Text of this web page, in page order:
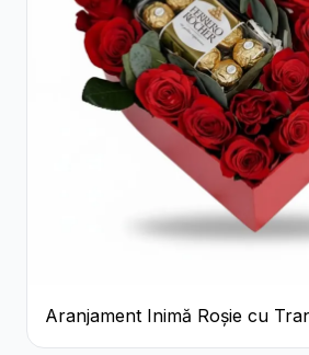
Aranjament Inimă Roșie cu
și Ferrero Rocher Premium